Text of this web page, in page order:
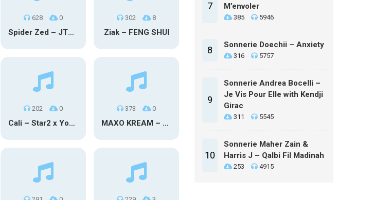
628 0
Spider Zed – JTM OU TG
302 8
Ziak – FENG SHUI
202 0
Cali – Star2 x Young Henny
373 0
MAXO KREAM – 6 MONTHS CLEAN
7
M’envoler
385 5946
8 Sonnerie Doechii – Anxiety
316 5757
9
Sonnerie Andrea Bocelli –
Je Vis Pour Elle with Kendji
Girac
311 5545
10
Sonnerie Maher Zain &
Harris J – Qalbi Fil Madinah
253 4915